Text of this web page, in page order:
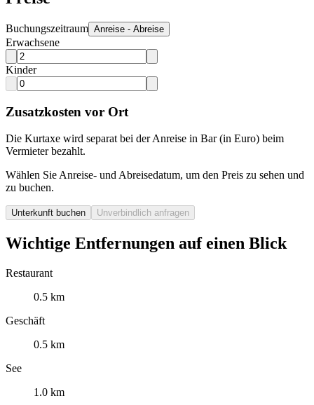
Buchungszeitraum Anreise - Abreise
Erwachsene
Kinder
Zusatzkosten vor Ort
Die Kurtaxe wird separat bei der Anreise in Bar (in Euro) beim
Vermieter bezahlt.
Wählen Sie Anreise- und Abreisedatum, um den Preis zu sehen und
zu buchen.
Unterkunft buchen Unverbindlich anfragen
Wichtige Entfernungen auf einen Blick
Restaurant
0.5 km
Geschäft
0.5 km
See
1.0 km